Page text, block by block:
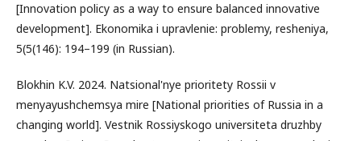
[Innovation policy as a way to ensure balanced innovative
development]. Ekonomika i upravlenie: problemy, resheniya,
5(5(146): 194–199 (in Russian).
Blokhin K.V. 2024. Natsional'nye prioritety Rossii v
menyayushchemsya mire [National priorities of Russia in a
changing world]. Vestnik Rossiyskogo universiteta druzhby